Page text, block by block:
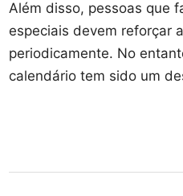
Além disso, pessoas que
especiais devem reforçar
periodicamente. No
calendário tem sido um